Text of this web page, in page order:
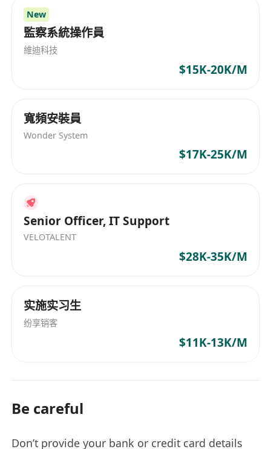
New
監察系統操作員
維迪科技
$15K-20K/M
寬頻安裝員
Wonder System
$17K-25K/M
Senior Officer, IT Support
VELOTALENT
$28K-35K/M
实施实习生
纷享销客
$11K-13K/M
Be careful
Don’t provide your bank or credit card details